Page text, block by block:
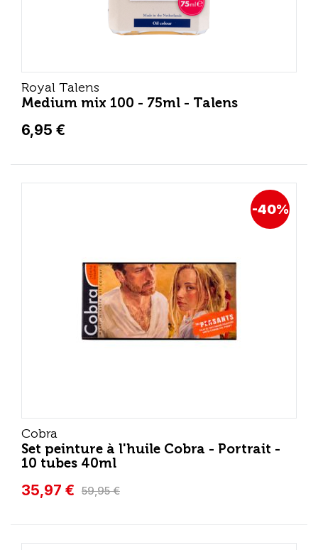
Royal Talens
Medium mix 100 - 75ml - Talens
6,95 €
Cobra
Set peinture à l'huile Cobra - Portrait -
10 tubes 40ml
35,97 € 59,95 €
-40%